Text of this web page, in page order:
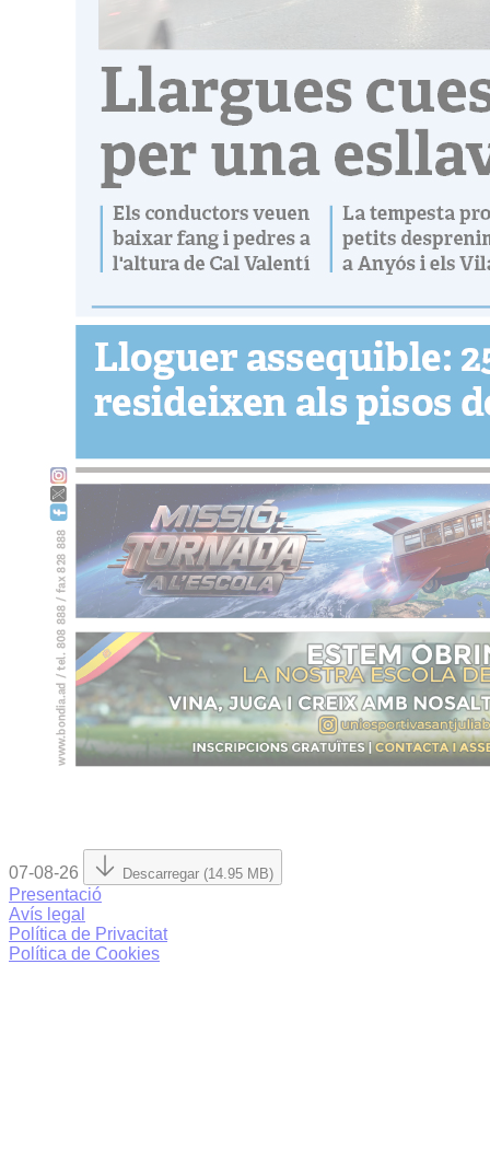
07-08-26 Descarregar (14.95 MB)
Presentació
Avís legal
Política de Privacitat
Política de Cookies